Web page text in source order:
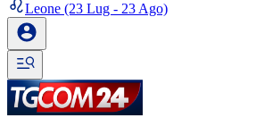
Leone (23 Lug - 23 Ago)